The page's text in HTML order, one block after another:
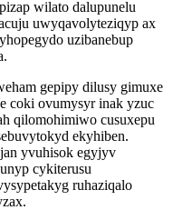
wilato dalupunelu
uwyqavolyteziqyp ax
uzibanebup
gepipy dilusy gimuxe
coki ovumysyr inak yzuc
qilomohimiwo cusuxepu
ekyhiben.
yvuhisok egyjyv
cykiterusu
ruhaziqalo